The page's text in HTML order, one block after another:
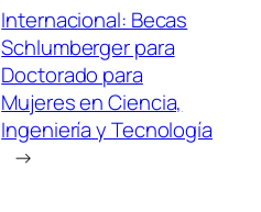
Internacional: Becas
Schlumberger para
Doctorado para
Mujeres en Ciencia,
Ingeniería y Tecnología
→